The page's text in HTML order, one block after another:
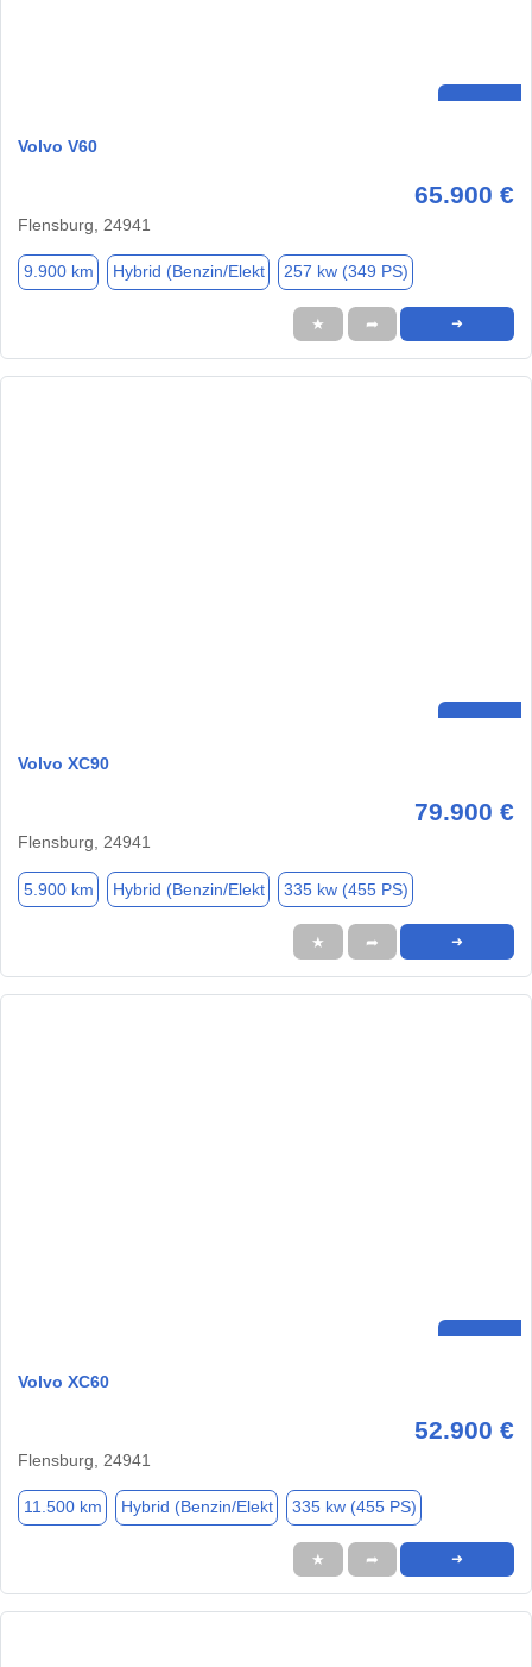
Volvo V60
65.900 €
Flensburg, 24941
9.900 km Hybrid (Benzin/Elekt 257 kw (349 PS)
★ ➦ ➜
Volvo XC90
79.900 €
Flensburg, 24941
5.900 km Hybrid (Benzin/Elekt 335 kw (455 PS)
★ ➦ ➜
Volvo XC60
52.900 €
Flensburg, 24941
11.500 km Hybrid (Benzin/Elekt 335 kw (455 PS)
★ ➦ ➜